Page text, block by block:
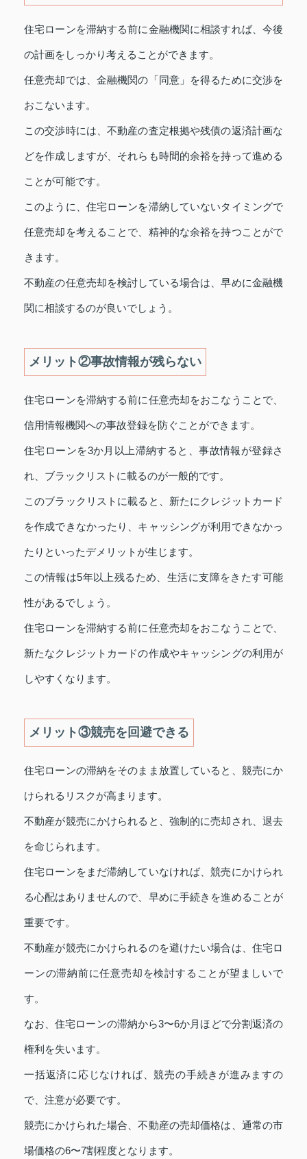
住宅ローンを滞納する前に金融機関に相談すれば、今後
の計画をしっかり考えることができます。
任意売却では、金融機関の「同意」を得るために交渉を
おこないます。
この交渉時には、不動産の査定根拠や残債の返済計画な
どを作成しますが、それらも時間的余裕を持って進める
ことが可能です。
このように、住宅ローンを滞納していないタイミングで
任意売却を考えることで、精神的な余裕を持つことがで
きます。
不動産の任意売却を検討している場合は、早めに金融機
関に相談するのが良いでしょう。
メリット②事故情報が残らない
住宅ローンを滞納する前に任意売却をおこなうことで、
信用情報機関への事故登録を防ぐことができます。
住宅ローンを3か月以上滞納すると、事故情報が登録さ
れ、ブラックリストに載るのが一般的です。
このブラックリストに載ると、新たにクレジットカード
を作成できなかったり、キャッシングが利用できなかっ
たりといったデメリットが生じます。
この情報は5年以上残るため、生活に支障をきたす可能
性があるでしょう。
住宅ローンを滞納する前に任意売却をおこなうことで、
新たなクレジットカードの作成やキャッシングの利用が
しやすくなります。
メリット③競売を回避できる
住宅ローンの滞納をそのまま放置していると、競売にか
けられるリスクが高まります。
不動産が競売にかけられると、強制的に売却され、退去
を命じられます。
住宅ローンをまだ滞納していなければ、競売にかけられ
る心配はありませんので、早めに手続きを進めることが
重要です。
不動産が競売にかけられるのを避けたい場合は、住宅ロ
ーンの滞納前に任意売却を検討することが望ましいで
す。
なお、住宅ローンの滞納から3〜6か月ほどで分割返済の
権利を失います。
一括返済に応じなければ、競売の手続きが進みますの
で、注意が必要です。
競売にかけられた場合、不動産の売却価格は、通常の市
場価格の6〜7割程度となります。